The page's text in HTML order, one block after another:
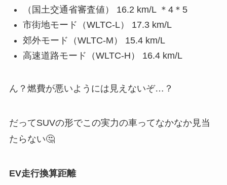
（国土交通省審査値） 16.2 km/L ＊4＊5
市街地モード（WLTC-L） 17.3 km/L
郊外モード（WLTC-M） 15.4 km/L
高速道路モード（WLTC-H） 16.4 km/L
ん？燃費が悪いようには見えないぞ…？
だってSUVの形でこの実力の車ってなかなか見当
たらない🤔
EV走行換算距離